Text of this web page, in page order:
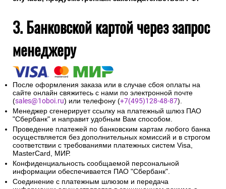
3. Банковской картой через запрос
менеджеру
После оформления заказа или в случае сбоя оплаты на
сайте онлайн свяжитесь с нами по электронной почте
(sales@1oboi.ru) или телефону (+7(495)128-48-87).
Менеджер сгенерирует ссылку на платежный шлюз ПАО
"Сбербанк" и направит удобным Вам способом.
Проведение платежей по банковским картам любого банка
осуществляется без дополнительных комиссий и в строгом
соответствии с требованиями платежных систем Visa,
MasterCard, МИР.
Конфиденциальность сообщаемой персональной
информации обеспечивается ПАО "Сбербанк".
Соединение с платежным шлюзом и передача